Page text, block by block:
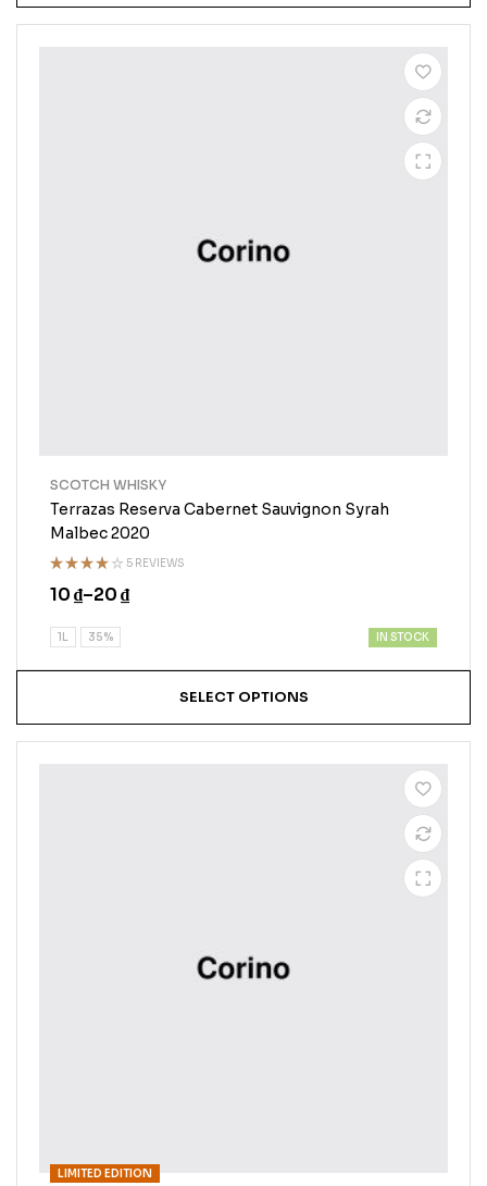
Terrazas Reserva Cabernet Sauvignon Syrah
Malbec 2020
Rated
4.00out
5 REVIEWS
SCOTCH WHISKY
10₫–20₫
1L 35% IN STOCK
SELECT OPTIONS
LIMITED EDITION